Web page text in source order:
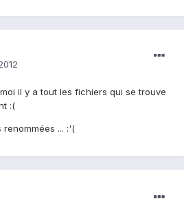
il y a tout les fichiers qui se trouve
:(
... :'(